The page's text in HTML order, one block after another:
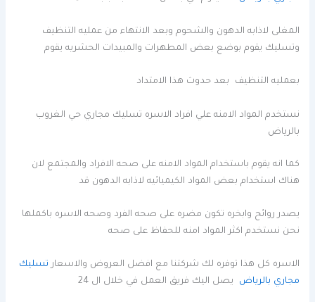
المغلى لاذابه الدهون والشحوم وبعد الانتهاء من عمليه التنظيف
وتسليك يقوم بوضع بعض المطهرات والمبيدات الحشريه يقوم
بعمليه التنظيف بعد حدوث هذا الامتداد
نستخدم المواد الامنه علي افراد الاسره تسليك مجاري حي الغروب
بالرياض
كما انه يقوم باستخدام المواد الامنه على صحه الافراد والمجتمع لان
هناك استخدام بعض المواد الكيميائيه لاذابه الدهون قد
يصدر روائح وابخره تكون مضره على صحه الفرد وصحه الاسره باكملها
نحن نستخدم اكثر المواد امنه للحفاظ على صحه
الاسره كل هذا توفره لك شركتنا مع افضل العروض والاسعار تسليك
مجاري بالرياض
يصل اليك فريق العمل في خلال ال 24